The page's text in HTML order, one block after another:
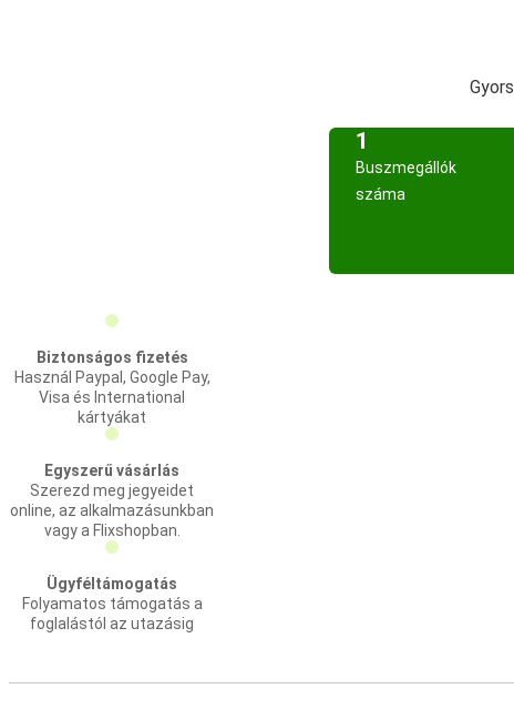
1
Buszmegállók
száma
Biztonságos fizetés
Használ Paypal, Google Pay,
Visa és International
kártyákat
Egyszerű vásárlás
Szerezd meg jegyeidet
online, az alkalmazásunkban
vagy a Flixshopban.
Ügyféltámogatás
Folyamatos támogatás a
foglalástól az utazásig